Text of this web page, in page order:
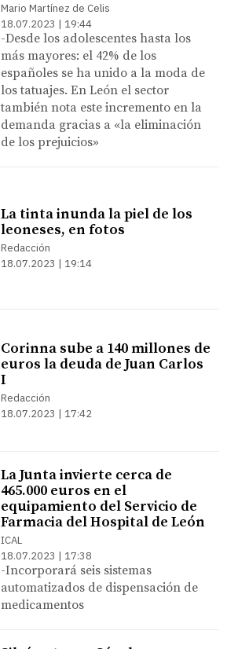
Mario Martínez de Celis
18.07.2023 | 19:44
-Desde los adolescentes hasta los
más mayores: el 42% de los
españoles se ha unido a la moda de
los tatuajes. En León el sector
también nota este incremento en la
demanda gracias a «la eliminación
de los prejuicios»
La tinta inunda la piel de los
leoneses, en fotos
Redacción
18.07.2023 | 19:14
Corinna sube a 140 millones de
euros la deuda de Juan Carlos
I
Redacción
18.07.2023 | 17:42
La Junta invierte cerca de
465.000 euros en el
equipamiento del Servicio de
Farmacia del Hospital de León
ICAL
18.07.2023 | 17:38
-Incorporará seis sistemas
automatizados de dispensación de
medicamentos